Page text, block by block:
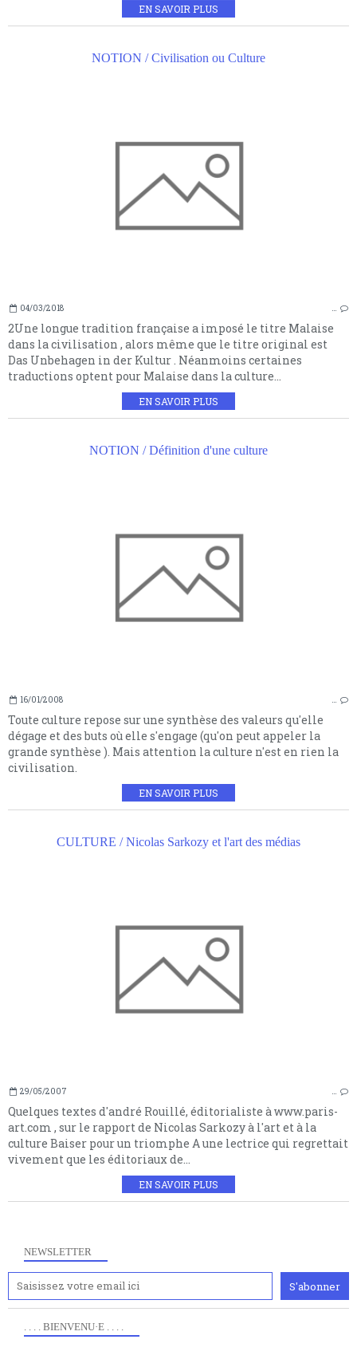
EN SAVOIR PLUS
NOTION / Civilisation ou Culture
04/03/2018
2Une longue tradition française a imposé le titre Malaise
dans la civilisation , alors même que le titre original est
Das Unbehagen in der Kultur . Néanmoins certaines
traductions optent pour Malaise dans la culture...
EN SAVOIR PLUS
NOTION / Définition d'une culture
16/01/2008 …
Toute culture repose sur une synthèse des valeurs qu'elle
dégage et des buts où elle s'engage (qu'on peut appeler la
grande synthèse ). Mais attention la culture n'est en rien la
civilisation.
EN SAVOIR PLUS
CULTURE / Nicolas Sarkozy et l'art des médias
29/05/2007 …
Quelques textes d'andré Rouillé, éditorialiste à www.paris-
art.com , sur le rapport de Nicolas Sarkozy à l'art et à la
culture Baiser pour un triomphe A une lectrice qui regrettait
vivement que les éditoriaux de...
EN SAVOIR PLUS
NEWSLETTER
. . . . BIENVENU·E . . . .